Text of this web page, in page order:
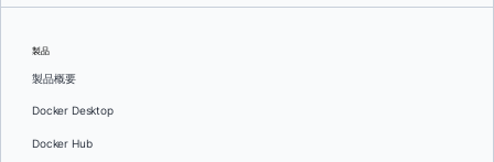
製品
製品概要
Docker Desktop
Docker Hub